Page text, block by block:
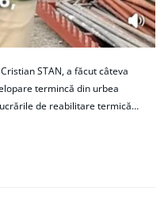
STAN, a făcut câteva
termincă din urbea
de reabilitare termică…